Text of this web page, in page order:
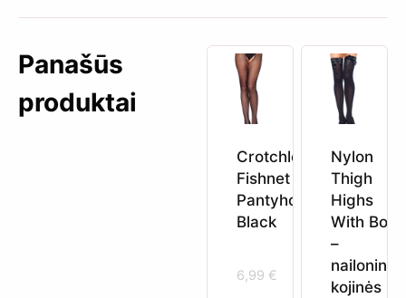
Panašūs
produktai
Crotchless
Fishnet
Pantyhose
Black
6,99 €
Nylon
Thigh
Highs
With Bow
–
nailoninės
kojinės su